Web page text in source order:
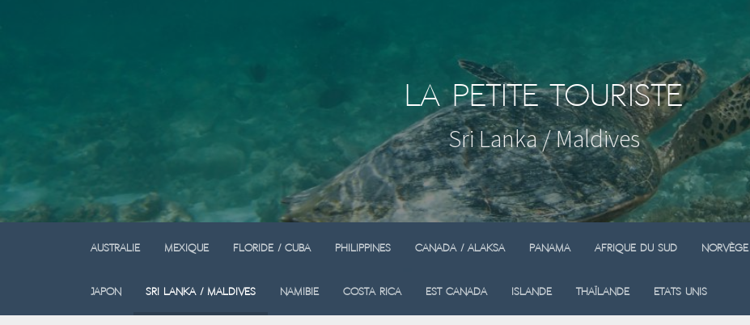
La Petite Touriste
Sri Lanka / Maldives
Australie Mexique Floride / Cuba Philippines Canada / Alaksa Panama Afrique du sud Norvège
Japon Sri Lanka / Maldives Namibie Costa Rica Est Canada Islande Thaïlande Etats Unis